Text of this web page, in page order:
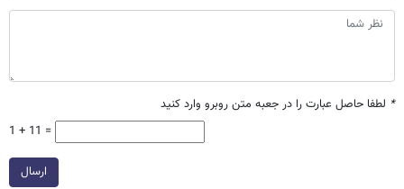
* لطفا حاصل عبارت را در جعبه متن روبرو وارد کنید
1 + 11 =
ارسال